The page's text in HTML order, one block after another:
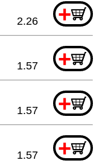
+
2.26
+
1.57
+
1.57
+
1.57